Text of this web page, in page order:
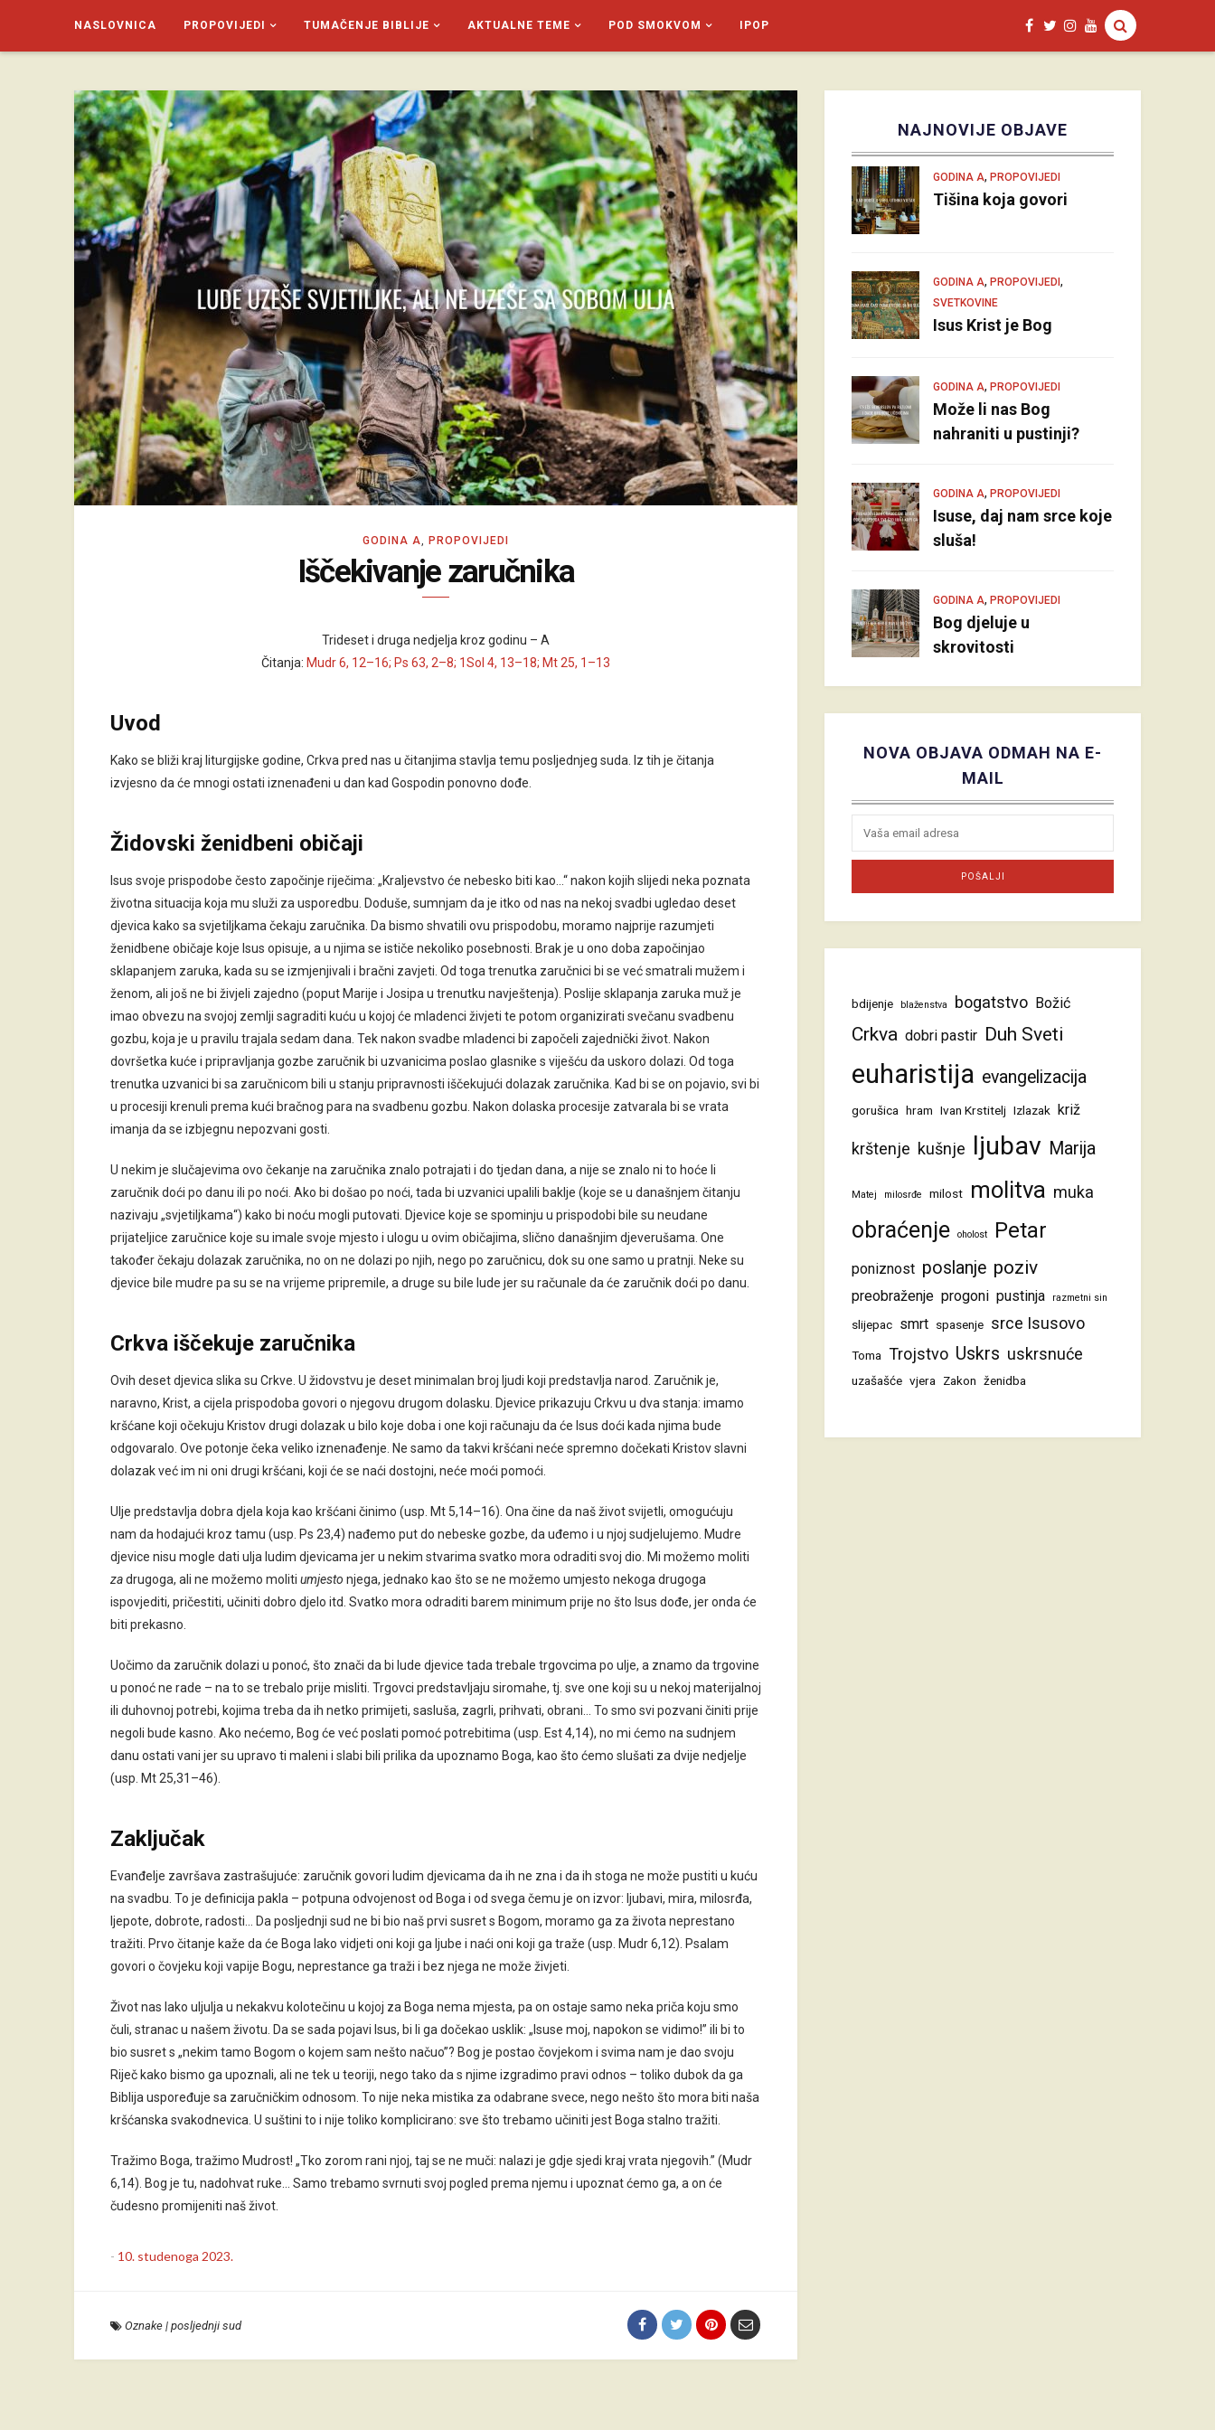
NASLOVNICA PROPOVIJEDI TUMAČENJE BIBLIJE AKTUALNE TEME POD SMOKVOM IPOP
SAGUD.XYZ
GODINA A, PROPOVIJEDI
Iščekivanje zaručnika
Trideset i druga nedjelja kroz godinu – A
Čitanja: Mudr 6, 12–16; Ps 63, 2–8; 1Sol 4, 13–18; Mt 25, 1–13
Uvod
Kako se bliži kraj liturgijske godine, Crkva pred nas u čitanjima stavlja temu posljednjeg suda. Iz tih je čitanja
izvjesno da će mnogi ostati iznenađeni u dan kad Gospodin ponovno dođe.
Židovski ženidbeni običaji
Isus svoje prispodobe često započinje riječima: „Kraljevstvo će nebesko biti kao…“ nakon kojih slijedi neka poznata
životna situacija koja mu služi za usporedbu. Doduše, sumnjam da je itko od nas na nekoj svadbi ugledao deset
djevica kako sa svjetiljkama čekaju zaručnika. Da bismo shvatili ovu prispodobu, moramo najprije razumjeti
ženidbene običaje koje Isus opisuje, a u njima se ističe nekoliko posebnosti. Brak je u ono doba započinjao
sklapanjem zaruka, kada su se izmjenjivali i bračni zavjeti. Od toga trenutka zaručnici bi se već smatrali mužem i
ženom, ali još ne bi živjeli zajedno (poput Marije i Josipa u trenutku navještenja). Poslije sklapanja zaruka muž je
imao obvezu na svojoj zemlji sagraditi kuću u kojoj će mladenci živjeti te potom organizirati svečanu svadbenu
gozbu, koja je u pravilu trajala sedam dana. Tek nakon svadbe mladenci bi započeli zajednički život. Nakon
dovršetka kuće i pripravljanja gozbe zaručnik bi uzvanicima poslao glasnike s viješću da uskoro dolazi. Od toga
trenutka uzvanici bi sa zaručnicom bili u stanju pripravnosti iščekujući dolazak zaručnika. Kad bi se on pojavio, svi bi
u procesiji krenuli prema kući bračnog para na svadbenu gozbu. Nakon dolaska procesije zatvarala bi se vrata
imanja da se izbjegnu nepozvani gosti.
U nekim je slučajevima ovo čekanje na zaručnika znalo potrajati i do tjedan dana, a nije se znalo ni to hoće li
zaručnik doći po danu ili po noći. Ako bi došao po noći, tada bi uzvanici upalili baklje (koje se u današnjem čitanju
nazivaju „svjetiljkama“) kako bi noću mogli putovati. Djevice koje se spominju u prispodobi bile su neudane
prijateljice zaručnice koje su imale svoje mjesto i ulogu u ovim običajima, slično današnjim djeverušama. One
također čekaju dolazak zaručnika, no on ne dolazi po njih, nego po zaručnicu, dok su one samo u pratnji. Neke su
djevice bile mudre pa su se na vrijeme pripremile, a druge su bile lude jer su računale da će zaručnik doći po danu.
Crkva iščekuje zaručnika
Ovih deset djevica slika su Crkve. U židovstvu je deset minimalan broj ljudi koji predstavlja narod. Zaručnik je,
naravno, Krist, a cijela prispodoba govori o njegovu drugom dolasku. Djevice prikazuju Crkvu u dva stanja: imamo
kršćane koji očekuju Kristov drugi dolazak u bilo koje doba i one koji računaju da će Isus doći kada njima bude
odgovaralo. Ove potonje čeka veliko iznenađenje. Ne samo da takvi kršćani neće spremno dočekati Kristov slavni
dolazak već im ni oni drugi kršćani, koji će se naći dostojni, neće moći pomoći.
Ulje predstavlja dobra djela koja kao kršćani činimo (usp. Mt 5,14–16). Ona čine da naš život svijetli, omogućuju
nam da hodajući kroz tamu (usp. Ps 23,4) nađemo put do nebeske gozbe, da uđemo i u njoj sudjelujemo. Mudre
djevice nisu mogle dati ulja ludim djevicama jer u nekim stvarima svatko mora odraditi svoj dio. Mi možemo moliti
zadrugoga, ali ne možemo moliti umjesto njega, jednako kao što se ne možemo umjesto nekoga drugoga
ispovjediti, pričestiti, učiniti dobro djelo itd. Svatko mora odraditi barem minimum prije no što Isus dođe, jer onda će
biti prekasno.
Uočimo da zaručnik dolazi u ponoć, što znači da bi lude djevice tada trebale trgovcima po ulje, a znamo da trgovine
u ponoć ne rade – na to se trebalo prije misliti. Trgovci predstavljaju siromahe, tj. sve one koji su u nekoj materijalnoj
ili duhovnoj potrebi, kojima treba da ih netko primijeti, sasluša, zagrli, prihvati, obrani… To smo svi pozvani činiti prije
negoli bude kasno. Ako nećemo, Bog će već poslati pomoć potrebitima (usp. Est 4,14), no mi ćemo na sudnjem
danu ostati vani jer su upravo ti maleni i slabi bili prilika da upoznamo Boga, kao što ćemo slušati za dvije nedjelje
(usp. Mt 25,31–46).
Zaključak
Evanđelje završava zastrašujuće: zaručnik govori ludim djevicama da ih ne zna i da ih stoga ne može pustiti u kuću
na svadbu. To je definicija pakla – potpuna odvojenost od Boga i od svega čemu je on izvor: ljubavi, mira, milosrđa,
ljepote, dobrote, radosti… Da posljednji sud ne bi bio naš prvi susret s Bogom, moramo ga za života neprestano
tražiti. Prvo čitanje kaže da će Boga lako vidjeti oni koji ga ljube i naći oni koji ga traže (usp. Mudr 6,12). Psalam
govori o čovjeku koji vapije Bogu, neprestance ga traži i bez njega ne može živjeti.
Život nas lako uljulja u nekakvu kolotečinu u kojoj za Boga nema mjesta, pa on ostaje samo neka priča koju smo
čuli, stranac u našem životu. Da se sada pojavi Isus, bi li ga dočekao usklik: „Isuse moj, napokon se vidimo!” ili bi to
bio susret s „nekim tamo Bogom o kojem sam nešto načuo”? Bog je postao čovjekom i svima nam je dao svoju
Riječ kako bismo ga upoznali, ali ne tek u teoriji, nego tako da s njime izgradimo pravi odnos – toliko dubok da ga
Biblija uspoređuje sa zaručničkim odnosom. To nije neka mistika za odabrane svece, nego nešto što mora biti naša
kršćanska svakodnevica. U suštini to i nije toliko komplicirano: sve što trebamo učiniti jest Boga stalno tražiti.
Tražimo Boga, tražimo Mudrost! „Tko zorom rani njoj, taj se ne muči: nalazi je gdje sjedi kraj vrata njegovih.” (Mudr
6,14). Bog je tu, nadohvat ruke… Samo trebamo svrnuti svoj pogled prema njemu i upoznat ćemo ga, a on će
čudesno promijeniti naš život.
- 10. studenoga 2023.
Oznake | posljednji sud
NAJNOVIJE OBJAVE
GODINA A, PROPOVIJEDI
Tišina koja govori
GODINA A, PROPOVIJEDI ,
SVETKOVINE
Isus Krist je Bog
GODINA A, PROPOVIJEDI
Može li nas Bog
nahraniti u pustinji?
GODINA A, PROPOVIJEDI
Isuse, daj nam srce koje
sluša!
GODINA A, PROPOVIJEDI
Bog djeluje u
skrovitosti
NOVA OBJAVA ODMAH NA E-
MAIL
bdijenje blaženstva bogatstvo Božić
Crkva dobri pastir Duh Sveti
euharistija evangelizacija
gorušica hram Ivan Krstitelj Izlazak križ
krštenje kušnje ljubav Marija
Matej milosrđe milost molitva muka
obraćenje oholost Petar
poniznost poslanje poziv
preobraženje progoni pustinja razmetni sin
slijepac smrt spasenje srce Isusovo
Toma Trojstvo Uskrs uskrsnuće
uzašašće vjera Zakon ženidba